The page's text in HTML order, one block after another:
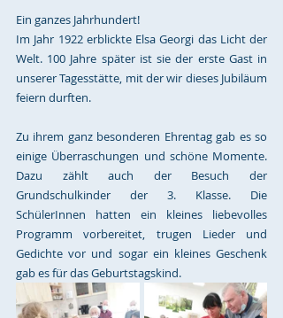
Ein ganzes Jahrhundert!
Im Jahr 1922 erblickte Elsa Georgi das Licht der
Welt. 100 Jahre später ist sie der erste Gast in
unserer Tagesstätte, mit der wir dieses Jubiläum
feiern durften.
Zu ihrem ganz besonderen Ehrentag gab es so
einige Überraschungen und schöne Momente.
Dazu zählt auch der Besuch der
Grundschulkinder der 3. Klasse. Die
SchülerInnen hatten ein kleines liebevolles
Programm vorbereitet, trugen Lieder und
Gedichte vor und sogar ein kleines Geschenk
gab es für das Geburtstagskind.